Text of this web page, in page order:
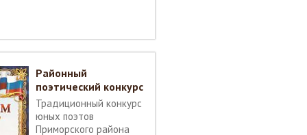
Районный
поэтический конкурс
Традиционный конкурс
юных поэтов
Приморского района